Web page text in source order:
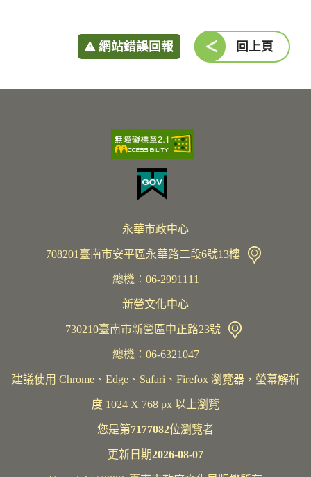
網站錯誤回報 回上頁
永華市政中心
708201臺南市安平區永華路二段6號13樓
總機︰06-2991111
新營文化中心
730210臺南市新營區中正路23號
總機：06-6321047
建議使用 Chrome、Edge、Safari、Firefox 瀏覽器，螢幕解析
度 1024 X 768 px 以上瀏覽
您是第7177082位瀏覽者
更新日期2026-08-07